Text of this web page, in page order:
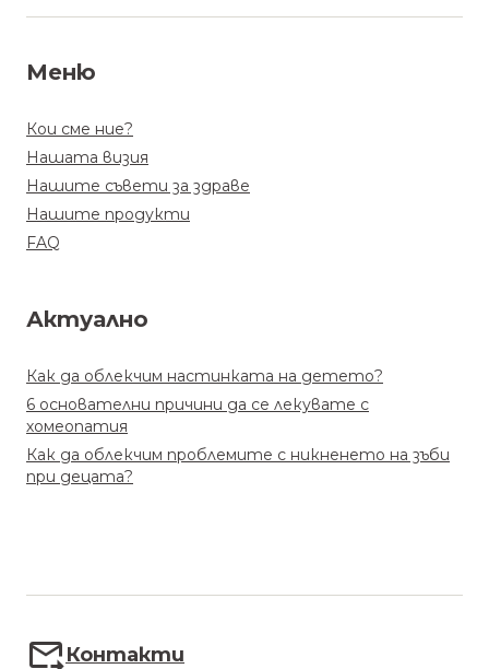
Меню
Кои сме ние?
Нашата визия
Нашите съвети за здраве
Нашите продукти
FAQ
Актуално
Как да облекчим настинката на детето?
6 основателни причини да се лекувате с
хомеопатия
Как да облекчим проблемите с никненето на зъби
при децата?
Контакти